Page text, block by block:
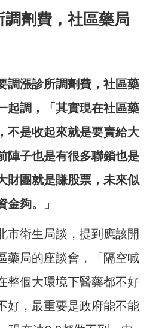
劑費，社區藥局
調漲診所調劑費，社區藥
起調，「其實現在社區藥
不是收起來就是要賣給大
陣子也是有很多聯鎖也是
財團就是賺股票，未來似
金夠。」
市衛生局談，提到應該開
藥局的座談會，「隔空喊
整個大環境下醫藥都不好
好，最重要是政府能不能